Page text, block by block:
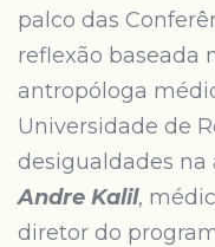
palco das
reflexão baseada
antropóloga
Universidade de
desigualdades na
Andre Kalil,
diretor do